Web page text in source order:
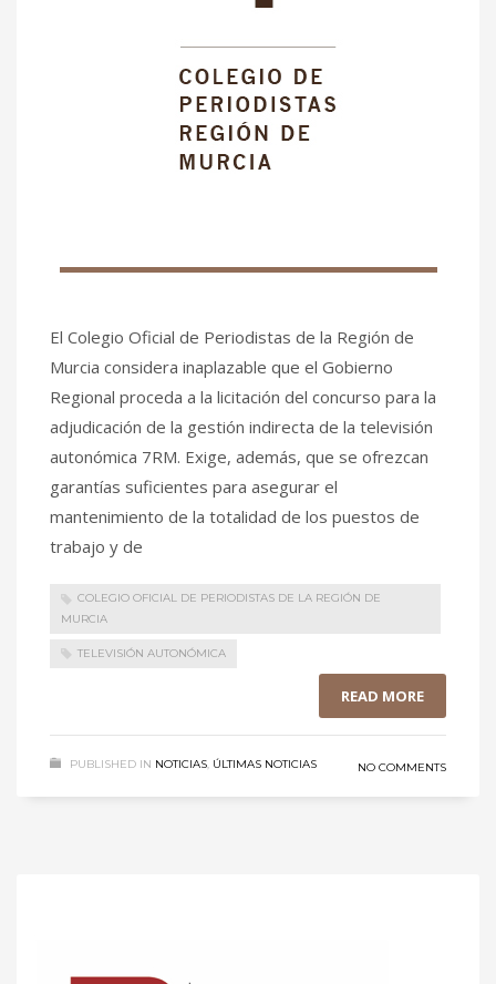
El Colegio Oficial de Periodistas de la Región de
Murcia considera inaplazable que el Gobierno
Regional proceda a la licitación del concurso para la
adjudicación de la gestión indirecta de la televisión
autonómica 7RM. Exige, además, que se ofrezcan
garantías suficientes para asegurar el
mantenimiento de la totalidad de los puestos de
trabajo y de
COLEGIO OFICIAL DE PERIODISTAS DE LA REGIÓN DE
MURCIA
TELEVISIÓN AUTONÓMICA
READ MORE
PUBLISHED IN NOTICIAS, ÚLTIMAS NOTICIAS NO COMMENTS